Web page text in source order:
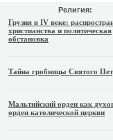
Религия:
Грузия в IV веке:
христианства и политическая
обстановка
Тайна гробницы Святого
Мальтийский орден как
орден католической церкви